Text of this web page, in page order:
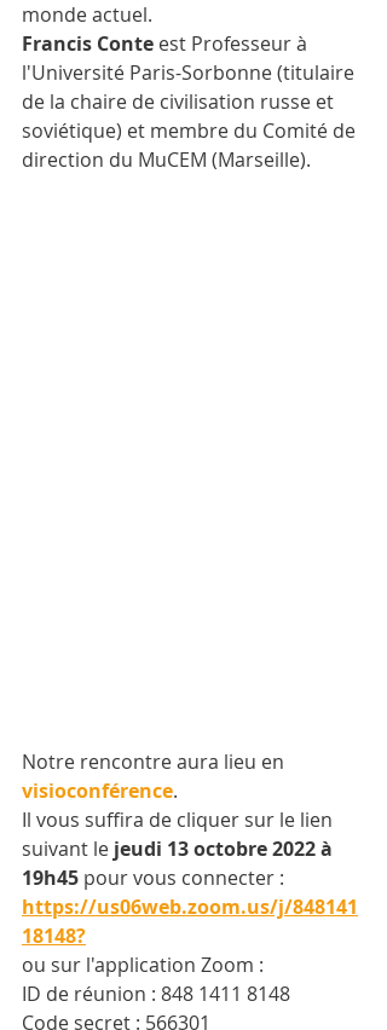
monde actuel.
Francis Conte est Professeur à
l'Université Paris-Sorbonne (titulaire
de la chaire de civilisation russe et
soviétique) et membre du Comité de
direction du MuCEM (Marseille).
Notre rencontre aura lieu en
visioconférence.
Il vous suffira de cliquer sur le lien
suivant le jeudi 13 octobre 2022 à
19h45 pour vous connecter :
https://us06web.zoom.us/j/848141
18148?
ou sur l'application Zoom :
ID de réunion : 848 1411 8148
Code secret : 566301